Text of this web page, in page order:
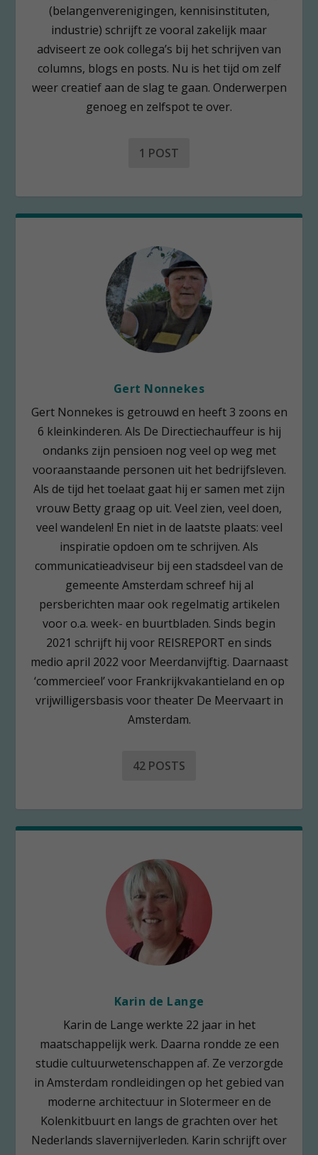
(belangenverenigingen, kennisinstituten,
industrie) schrijft ze vooral zakelijk maar
adviseert ze ook collega’s bij het schrijven van
columns, blogs en posts. Nu is het tijd om zelf
weer creatief aan de slag te gaan. Onderwerpen
genoeg en zelfspot te over.
1 POST
Gert Nonnekes
Gert Nonnekes is getrouwd en heeft 3 zoons en
6 kleinkinderen. Als De Directiechauffeur is hij
ondanks zijn pensioen nog veel op weg met
vooraanstaande personen uit het bedrijfsleven.
Als de tijd het toelaat gaat hij er samen met zijn
vrouw Betty graag op uit. Veel zien, veel doen,
veel wandelen! En niet in de laatste plaats: veel
inspiratie opdoen om te schrijven. Als
communicatieadviseur bij een stadsdeel van de
gemeente Amsterdam schreef hij al
persberichten maar ook regelmatig artikelen
voor o.a. week- en buurtbladen. Sinds begin
2021 schrijft hij voor REISREPORT en sinds
medio april 2022 voor Meerdanvijftig. Daarnaast
‘commercieel’ voor Frankrijkvakantieland en op
vrijwilligersbasis voor theater De Meervaart in
Amsterdam.
42 POSTS
Karin de Lange
Karin de Lange werkte 22 jaar in het
maatschappelijk werk. Daarna rondde ze een
studie cultuurwetenschappen af. Ze verzorgde
in Amsterdam rondleidingen op het gebied van
moderne architectuur in Slotermeer en de
Kolenkitbuurt en langs de grachten over het
Nederlands slavernijverleden. Karin schrijft over